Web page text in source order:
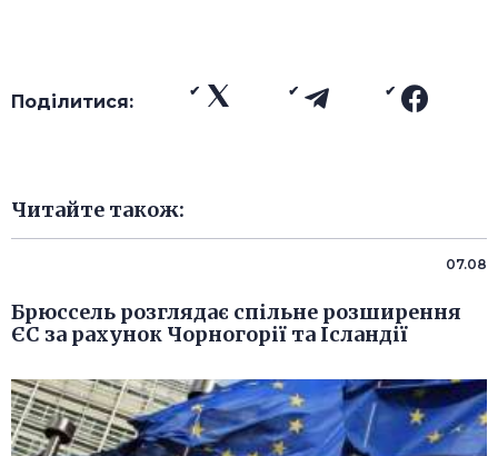
Поділитися:
Читайте також:
07.08
Брюссель розглядає спільне розширення
ЄС за рахунок Чорногорії та Ісландії